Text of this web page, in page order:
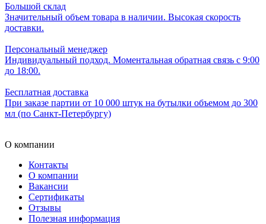
Большой склад
Значительный объем товара в наличии. Высокая скорость
доставки.
Персональный менеджер
Индивидуальный подход. Моментальная обратная связь с 9:00
до 18:00.
Бесплатная доставка
При заказе партии от 10 000 штук на бутылки объемом до 300
мл (по Санкт-Петербургу)
О компании
Контакты
О компании
Вакансии
Сертификаты
Отзывы
Полезная информация